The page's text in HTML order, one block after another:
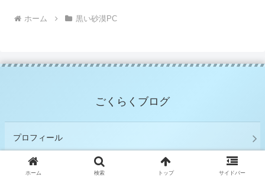
ホーム 黒い砂漠PC
ごくらくブログ
プロフィール
免責事項・プライバシーポリシー
ホーム 検索 トップ サイドバー